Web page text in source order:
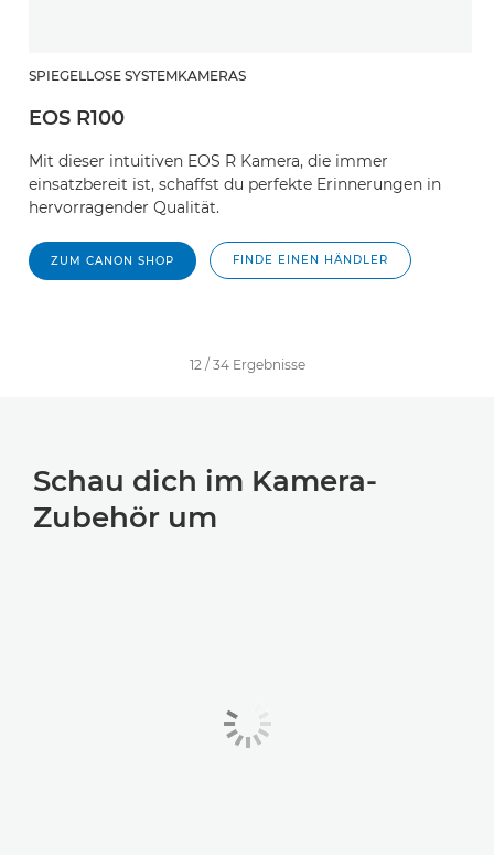
SPIEGELLOSE SYSTEMKAMERAS
EOS R100
Mit dieser intuitiven EOS R Kamera, die immer
einsatzbereit ist, schaffst du perfekte Erinnerungen in
hervorragender Qualität.
ZUM CANON SHOP FINDE EINEN HÄNDLER
12 / 34 Ergebnisse
Schau dich im Kamera-
Zubehör um